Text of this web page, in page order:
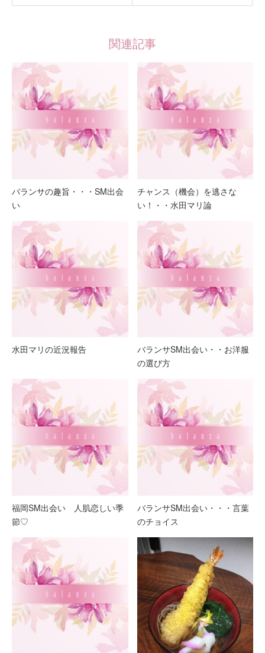
関連記事
バランサの趣旨・・・SM出会
い
チャンス（機会）を逃さな
い！・・水田マリ論
水田マリの近況報告
バランサSM出会い・・お洋服
の選び方
福岡SM出会い 人肌恋しい季
節♡
バランサSM出会い・・・言葉
のチョイス